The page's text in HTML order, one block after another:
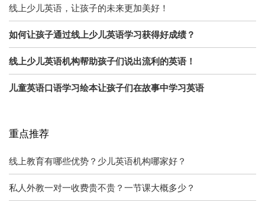
线上少儿英语，让孩子的未来更加美好！
如何让孩子通过线上少儿英语学习获得好成绩？
线上少儿英语机构帮助孩子们说出流利的英语！
儿童英语口语学习绘本让孩子们在故事中学习英语
重点推荐
线上教育有哪些优势？少儿英语机构哪家好？
私人外教一对一收费贵不贵？一节课大概多少？